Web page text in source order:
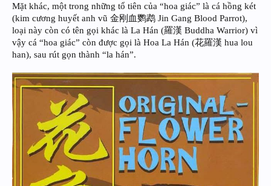
Mặt khác, một trong những tổ tiên của “hoa giác” là cá hồng két
(kim cương huyết anh vũ 金刚血鹦鹉 Jin Gang Blood Parrot),
loại này còn có tên gọi khác là La Hán (羅漢 Buddha Warrior) vì
vậy cá “hoa giác” còn được gọi là Hoa La Hán (花羅漢 hua lou
han), sau rút gọn thành “la hán”.